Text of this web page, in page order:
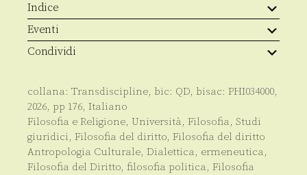
Indice
Eventi
Condividi
collana: Transdiscipline, bic: QD, bisac: PHI034000,
2026, pp 176, Italiano
Filosofia e Religione, Università, Filosofia, Studi
giuridici, Filosofia del diritto, Filosofia del diritto
Antropologia Culturale, Dialettica, ermeneutica,
Filosofia del Diritto, filosofia politica, Filosofia